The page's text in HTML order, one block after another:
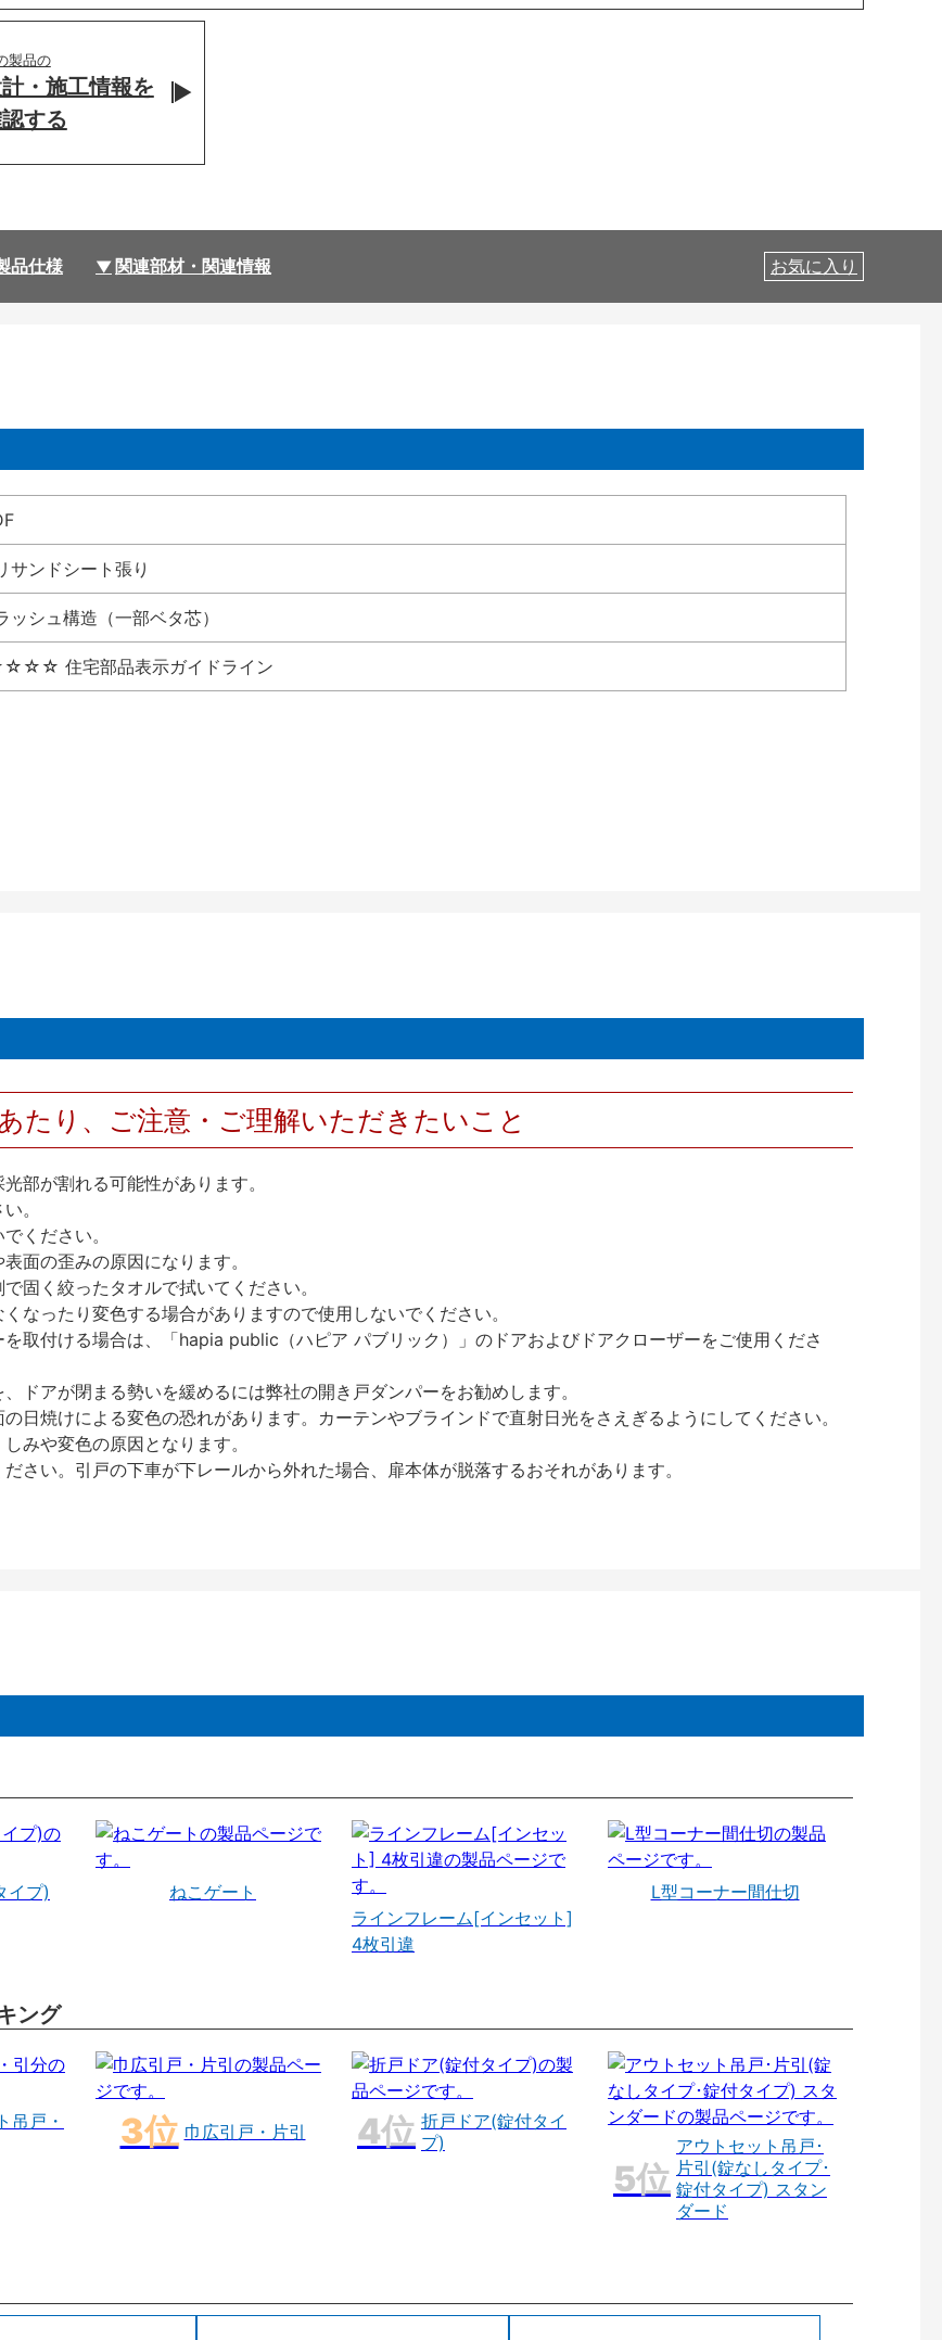
製品の
・施工情報を
する
品仕様 関連部材・関連情報 お気に入り
サンドシート張り
ッシュ構造（一部ベタ芯）
住宅部品表示ガイドライン
たり、ご注意・ご理解いただきたいこと
部が割れる可能性があります。
。
ください。
面の歪みの原因になります。
固く絞ったタオルで拭いてください。
なったり変色する場合がありますので使用しないでください。
取付ける場合は、「hapia public（ハピア パブリック）」のドアおよびドアクローザーをご使用くださ
ドアが閉まる勢いを緩めるには弊社の開き戸ダンパーをお勧めします。
日焼けによる変色の恐れがあります。カーテンやブラインドで直射日光をさえぎるようにしてください。
みや変色の原因となります。
さい。引戸の下車が下レールから外れた場合、扉本体が脱落するおそれがあります。
イプ)
ねこゲート
ラインフレーム[インセット]
4枚引違
L型コーナー間仕切
ング
吊戸・
巾広引戸・片引
折戸ドア(錠付タイ
プ)
アウトセット吊戸･
片引(錠なしタイプ･
錠付タイプ) スタン
ダード